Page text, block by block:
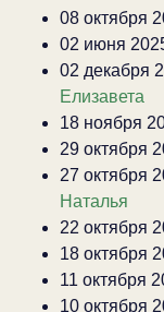
08 октября
02 июня
02 декабря
Елизавета
18 ноября
29 октября
27 октября
Наталья
22 октября
18 октября
11 октября
10 октября